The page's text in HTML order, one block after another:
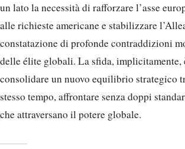
un lato la necessità di rafforzare l’asse
alle richieste americane e stabilizzare
constatazione di profonde contraddizioni
delle élite globali. La sfida, implicitamente,
consolidare un nuovo equilibrio strategico
stesso tempo, affrontare senza doppi
che attraversano il potere globale.